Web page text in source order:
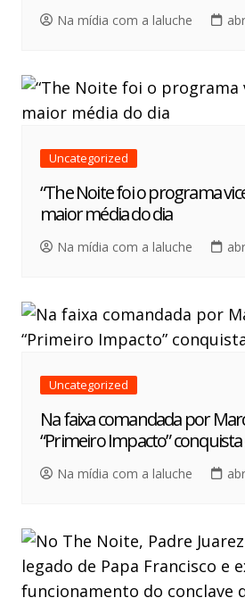
Na mídia com a laluche
Uncategorized
“The Noite foi o programa
maior média do dia
Na mídia com a laluche
Uncategorized
Na faixa comandada por
“Primeiro Impacto” conquista
Na mídia com a laluche